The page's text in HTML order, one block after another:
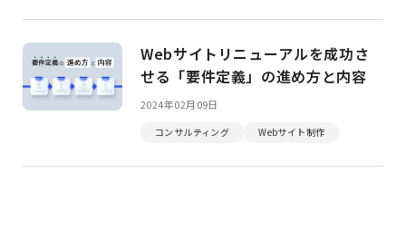
Webサイトリニューアルを成功さ
せる「要件定義」の進め方と内容
2024年02月09日
コンサルティング Webサイト制作